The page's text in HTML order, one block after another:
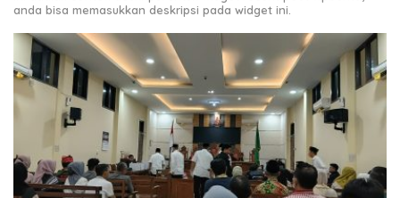
anda bisa memasukkan deskripsi pada widget ini.